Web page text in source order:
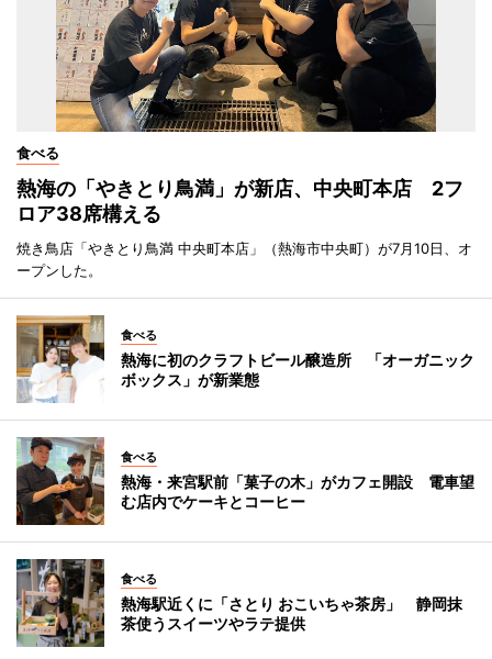
食べる
熱海の「やきとり鳥満」が新店、中央町本店 2フ
ロア38席構える
焼き鳥店「やきとり鳥満 中央町本店」（熱海市中央町）が7月10日、オ
ープンした。
食べる
熱海に初のクラフトビール醸造所 「オーガニック
ボックス」が新業態
食べる
熱海・来宮駅前「菓子の木」がカフェ開設 電車望
む店内でケーキとコーヒー
食べる
熱海駅近くに「さとり おこいちゃ茶房」 静岡抹
茶使うスイーツやラテ提供